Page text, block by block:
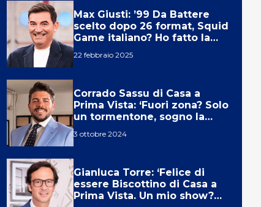
Max Giusti: ’99 Da Battere
scelto dopo 26 format, Squid
Game italiano? Ho fatto la
22 febbraio 2025
Corrado Sassu di Casa a
Prima Vista: ‘Fuori zona? Solo
un tormentone, sogno la
3 ottobre 2024
Gianluca Torre: ‘Felice di
essere Biscottino di Casa a
Prima Vista. Un mio show?